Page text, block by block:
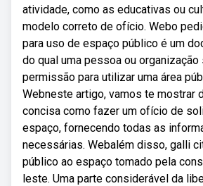
atividade, como as educativas ou
modelo correto de ofício. Webo
para uso de espaço público é um
do qual uma pessoa ou
permissão para utilizar uma área
Webneste artigo, vamos te mostrar
concisa como fazer um ofício de
espaço, fornecendo todas as
necessárias. Webalém disso, galli
público ao espaço tomado pela
leste. Uma parte considerável da